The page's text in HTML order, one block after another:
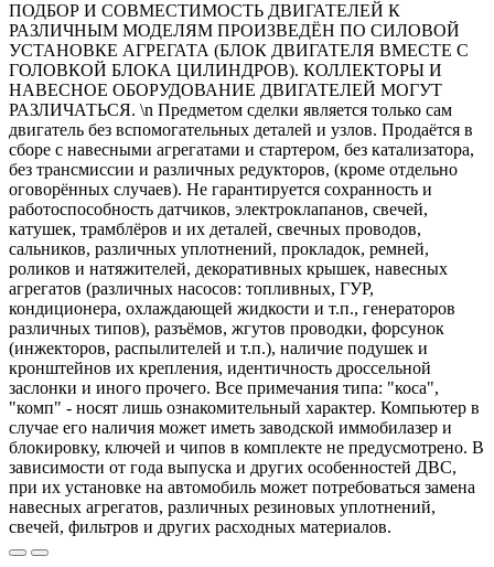
ПОДБОР И СОВМЕСТИМОСТЬ ДВИГАТЕЛЕЙ К
РАЗЛИЧНЫМ МОДЕЛЯМ ПРОИЗВЕДЁН ПО СИЛОВОЙ
УСТАНОВКЕ АГРЕГАТА (БЛОК ДВИГАТЕЛЯ ВМЕСТЕ С
ГОЛОВКОЙ БЛОКА ЦИЛИНДРОВ). КОЛЛЕКТОРЫ И
НАВЕСНОЕ ОБОРУДОВАНИЕ ДВИГАТЕЛЕЙ МОГУТ
РАЗЛИЧАТЬСЯ. \n Предметом сделки является только сам
двигатель без вспомогательных деталей и узлов. Продаётся в
сборе с навесными агрегатами и стартером, без катализатора,
без трансмиссии и различных редукторов, (кроме отдельно
оговорённых случаев). Не гарантируется сохранность и
работоспособность датчиков, электроклапанов, свечей,
катушек, трамблёров и их деталей, свечных проводов,
сальников, различных уплотнений, прокладок, ремней,
роликов и натяжителей, декоративных крышек, навесных
агрегатов (различных насосов: топливных, ГУР,
кондиционера, охлаждающей жидкости и т.п., генераторов
различных типов), разъёмов, жгутов проводки, форсунок
(инжекторов, распылителей и т.п.), наличие подушек и
кронштейнов их крепления, идентичность дроссельной
заслонки и иного прочего. Все примечания типа: "коса",
"комп" - носят лишь ознакомительный характер. Компьютер в
случае его наличия может иметь заводской иммобилазер и
блокировку, ключей и чипов в комплекте не предусмотрено. В
зависимости от года выпуска и других особенностей ДВС,
при их установке на автомобиль может потребоваться замена
навесных агрегатов, различных резиновых уплотнений,
свечей, фильтров и других расходных материалов.